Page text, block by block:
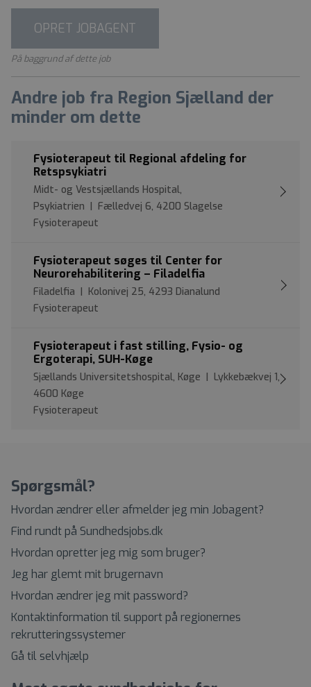
OPRET JOBAGENT
På baggrund af dette job
Andre job fra Region Sjælland der
minder om dette
Fysioterapeut til Regional afdeling for
Retspsykiatri
Midt- og Vestsjællands Hospital,
Psykiatrien | Fælledvej 6, 4200 Slagelse
Fysioterapeut
Fysioterapeut søges til Center for
Neurorehabilitering – Filadelfia
Filadelfia | Kolonivej 25, 4293 Dianalund
Fysioterapeut
Fysioterapeut i fast stilling, Fysio- og
Ergoterapi, SUH-Køge
Sjællands Universitetshospital, Køge | Lykkebækvej 1,
4600 Køge
Fysioterapeut
Spørgsmål?
Hvordan ændrer eller afmelder jeg min Jobagent?
Find rundt på Sundhedsjobs.dk
Hvordan opretter jeg mig som bruger?
Jeg har glemt mit brugernavn
Hvordan ændrer jeg mit password?
Kontaktinformation til support på regionernes
rekrutteringssystemer
Gå til selvhjælp